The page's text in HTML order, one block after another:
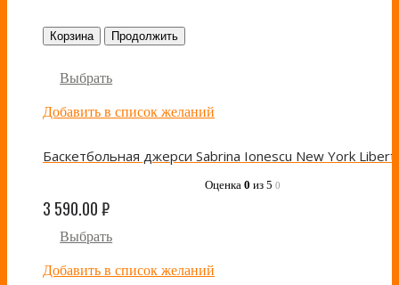
Корзина Продолжить
Выбрать
Добавить в список желаний
Оценка 0 из 5 0
3 590.00₽
Выбрать
Добавить в список желаний